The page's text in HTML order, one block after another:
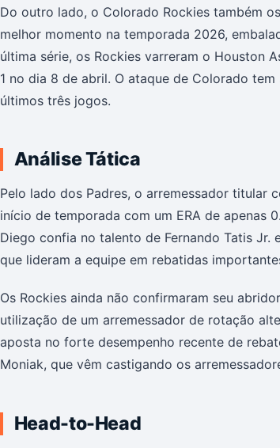
Do outro lado, o Colorado Rockies também
melhor momento na temporada 2026,
última série, os Rockies varreram o Houston
1 no dia 8 de abril. O ataque de Colorado
últimos três jogos.
Análise Tática
Pelo lado dos Padres, o arremessador titular
início de temporada com um ERA de apenas
Diego confia no talento de Fernando Tatis Jr.
que lideram a equipe em rebatidas
Os Rockies ainda não confirmaram seu
utilização de um arremessador de rotação
aposta no forte desempenho recente de
Moniak, que vêm castigando os
Head-to-Head